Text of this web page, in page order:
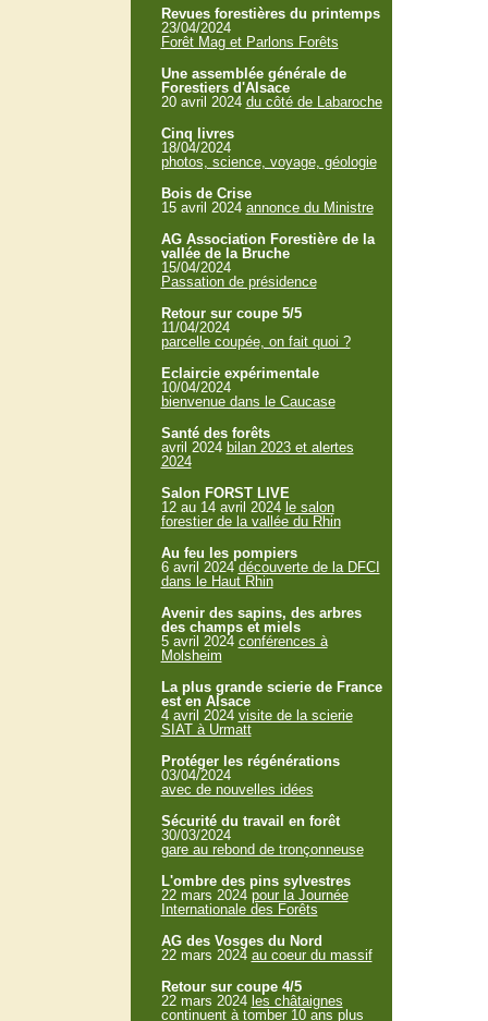
Revues forestières du printemps
23/04/2024
Forêt Mag et Parlons Forêts
Une assemblée générale de
Forestiers d'Alsace
20 avril 2024 du côté de Labaroche
Cinq livres
18/04/2024
photos, science, voyage, géologie
Bois de Crise
15 avril 2024 annonce du Ministre
AG Association Forestière de la
vallée de la Bruche
15/04/2024
Passation de présidence
Retour sur coupe 5/5
11/04/2024
parcelle coupée, on fait quoi ?
Eclaircie expérimentale
10/04/2024
bienvenue dans le Caucase
Santé des forêts
avril 2024 bilan 2023 et alertes
2024
Salon FORST LIVE
12 au 14 avril 2024 le salon
forestier de la vallée du Rhin
Au feu les pompiers
6 avril 2024 découverte de la DFCI
dans le Haut Rhin
Avenir des sapins, des arbres
des champs et miels
5 avril 2024 conférences à
Molsheim
La plus grande scierie de France
est en Alsace
4 avril 2024 visite de la scierie
SIAT à Urmatt
Protéger les régénérations
03/04/2024
avec de nouvelles idées
Sécurité du travail en forêt
30/03/2024
gare au rebond de tronçonneuse
L'ombre des pins sylvestres
22 mars 2024 pour la Journée
Internationale des Forêts
AG des Vosges du Nord
22 mars 2024 au coeur du massif
Retour sur coupe 4/5
22 mars 2024 les châtaignes
continuent à tomber 10 ans plus